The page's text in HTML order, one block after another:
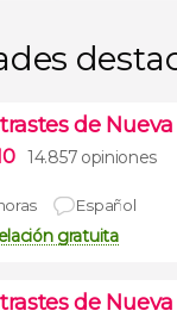
de Nueva
14.857 opiniones
Español
gratuita
de Nueva